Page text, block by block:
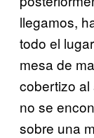
llegamos,
todo el
mesa de
cobertizo al
no se
sobre una